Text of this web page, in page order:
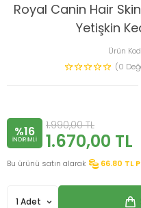
Royal Canin Hair
Yetişkin
Ürün
(0
%16
INDIRIMLI
1.990,00TL
1.670,00 TL
Bu ürünü satın alarak 66.80 TL